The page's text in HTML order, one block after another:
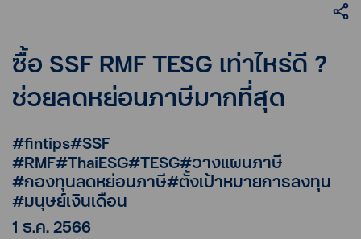
ซื้อ SSF RMF TESG เท่าไหร่ดี ?
ช่วยลดหย่อนภาษีมากที่สุด
#fintips#SSF
#RMF#ThaiESG#TESG#วางแผนภาษี
#กองทุนลดหย่อนภาษี#ตั้งเป้าหมายการลงทุน
#มนุษย์เงินเดือน
1 ธ.ค. 2566